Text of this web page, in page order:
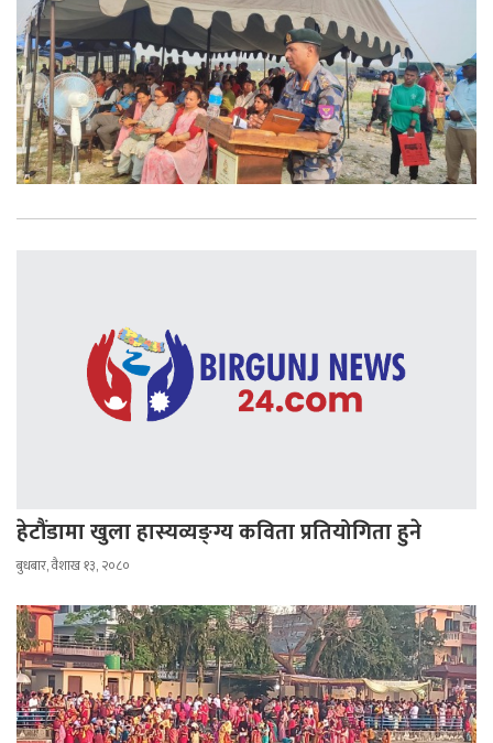
हेटौंडामा खुला हास्यव्यङ्ग्य कविता प्रतियोगिता हुने
बुधबार, वैशाख १३, २०८०